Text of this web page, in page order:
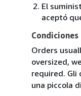
El
aceptó
Condiciones
Orders
oversized,
required. Gli
una piccola